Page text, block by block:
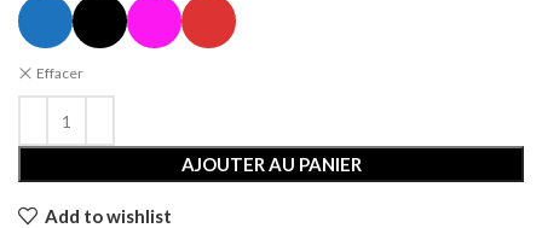
Effacer
AJOUTER AU PANIER
Add to wishlist